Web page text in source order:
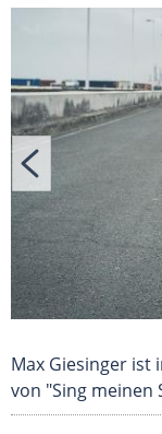
Max Giesinger ist
von "Sing meinen